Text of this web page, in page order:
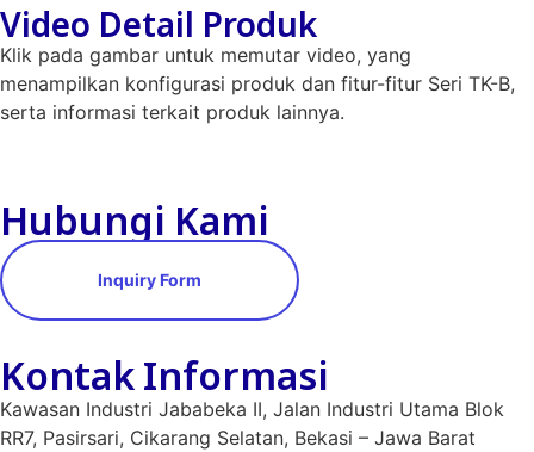
Video Detail Produk
Klik pada gambar untuk memutar video, yang
menampilkan konfigurasi produk dan fitur-fitur Seri TK-B,
serta informasi terkait produk lainnya.
Hubungi Kami
Inquiry Form
Kontak Informasi
Kawasan Industri Jababeka II, Jalan Industri Utama Blok
RR7, Pasirsari, Cikarang Selatan, Bekasi – Jawa Barat